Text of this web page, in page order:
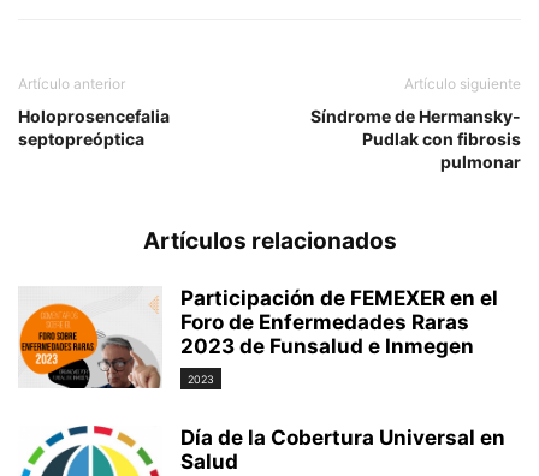
Artículo anterior
Holoprosencefalia
septopreóptica
Artículo siguiente
Síndrome de Hermansky-
Pudlak con fibrosis
pulmonar
Artículos relacionados
Participación de FEMEXER en el
Foro de Enfermedades Raras
2023 de Funsalud e Inmegen
2023
Día de la Cobertura Universal en
Salud